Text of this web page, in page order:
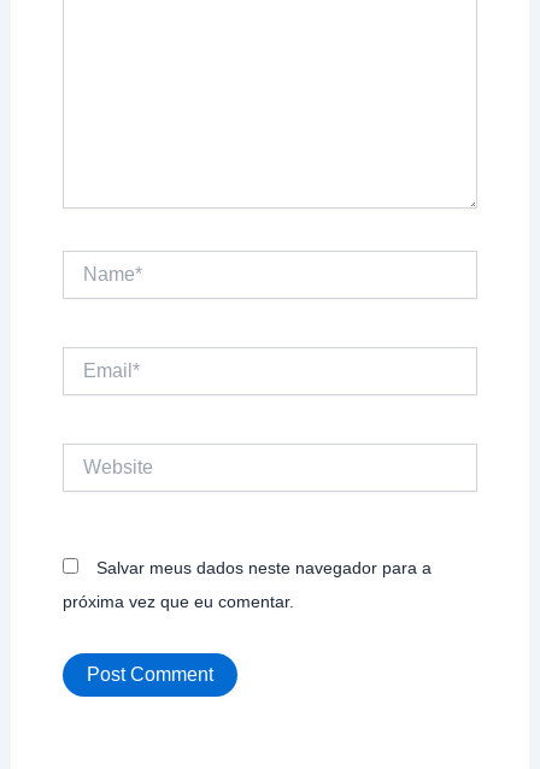
Name*
Salvar meus dados neste navegador para a
próxima vez que eu comentar.